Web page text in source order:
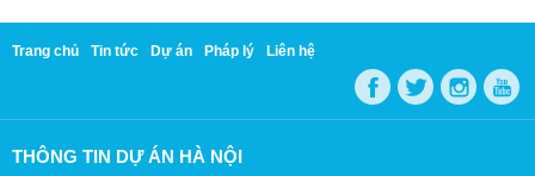
Trang chủ Tin tức Dự án Pháp lý Liên hệ
THÔNG TIN DỰ ÁN HÀ NỘI